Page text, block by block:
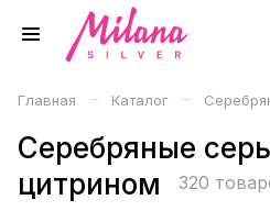
Главная – Каталог –
Серебряные
цитрином
320